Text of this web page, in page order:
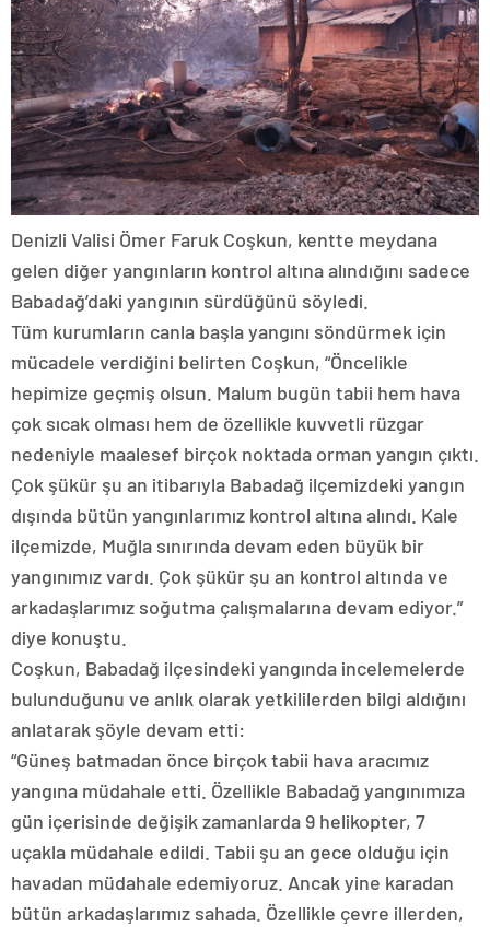
Denizli Valisi Ömer Faruk Coşkun, kentte meydana
gelen diğer yangınların kontrol altına alındığını sadece
Babadağ’daki yangının sürdüğünü söyledi.
Tüm kurumların canla başla yangını söndürmek için
mücadele verdiğini belirten Coşkun, “Öncelikle
hepimize geçmiş olsun. Malum bugün tabii hem hava
çok sıcak olması hem de özellikle kuvvetli rüzgar
nedeniyle maalesef birçok noktada orman yangın çıktı.
Çok şükür şu an itibarıyla Babadağ ilçemizdeki yangın
dışında bütün yangınlarımız kontrol altına alındı. Kale
ilçemizde, Muğla sınırında devam eden büyük bir
yangınımız vardı. Çok şükür şu an kontrol altında ve
arkadaşlarımız soğutma çalışmalarına devam ediyor.”
diye konuştu.
Coşkun, Babadağ ilçesindeki yangında incelemelerde
bulunduğunu ve anlık olarak yetkililerden bilgi aldığını
anlatarak şöyle devam etti:
“Güneş batmadan önce birçok tabii hava aracımız
yangına müdahale etti. Özellikle Babadağ yangınımıza
gün içerisinde değişik zamanlarda 9 helikopter, 7
uçakla müdahale edildi. Tabii şu an gece olduğu için
havadan müdahale edemiyoruz. Ancak yine karadan
bütün arkadaşlarımız sahada. Özellikle çevre illerden,